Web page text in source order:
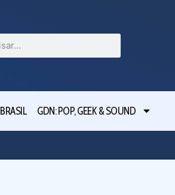
BRASIL GDN: POP, GEEK & SOUND